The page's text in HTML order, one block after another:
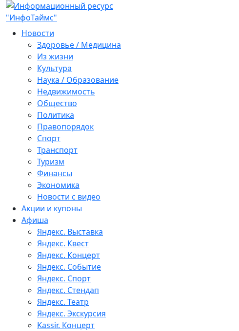
Новости
Здоровье / Медицина
Из жизни
Культура
Наука / Образование
Недвижимость
Общество
Политика
Правопорядок
Спорт
Транспорт
Туризм
Финансы
Экономика
Новости с видео
Акции и купоны
Афиша
Яндекс. Выставка
Яндекс. Квест
Яндекс. Концерт
Яндекс. Событие
Яндекс. Спорт
Яндекс. Стендап
Яндекс. Театр
Яндекс. Экскурсия
Kassir. Концерт